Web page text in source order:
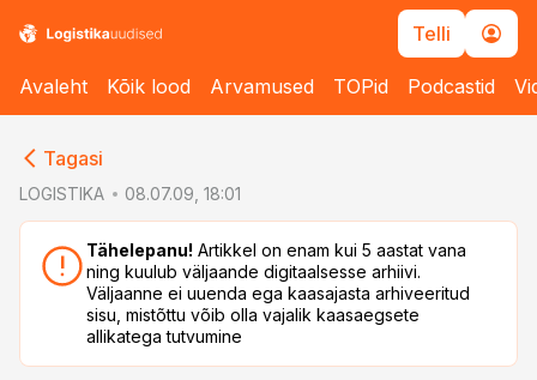
Telli
Avaleht Kõik lood Arvamused TOPid Podcastid
Tagasi
LOGISTIKA 08.07.09, 18:01
Tähelepanu! Artikkel on enam kui 5 aastat vana
ning kuulub väljaande digitaalsesse arhiivi.
Väljaanne ei uuenda ega kaasajasta arhiveeritud
sisu, mistõttu võib olla vajalik kaasaegsete
allikatega tutvumine